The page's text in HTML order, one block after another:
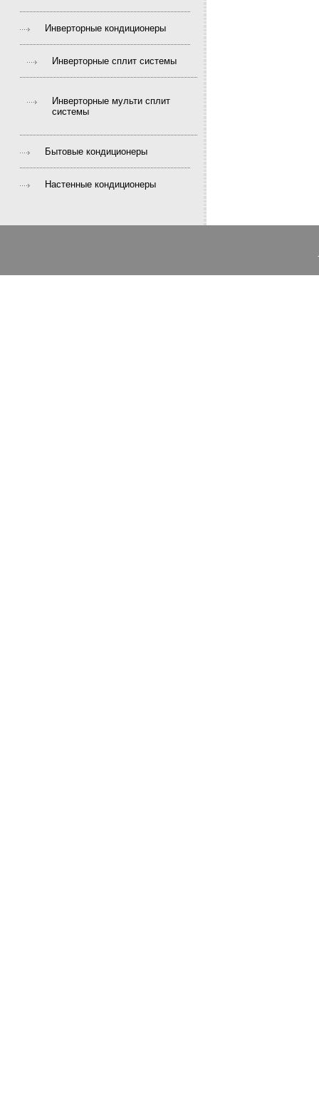
Инверторные кондиционеры
Инверторные сплит системы
Инверторные мульти сплит
системы
Бытовые кондиционеры
Настенные кондиционеры